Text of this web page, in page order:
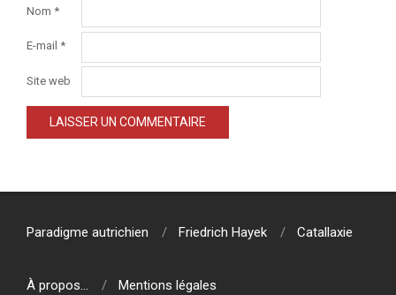
Nom *
E-mail *
Site web
Paradigme autrichien Friedrich Hayek Catallaxie
À propos… Mentions légales